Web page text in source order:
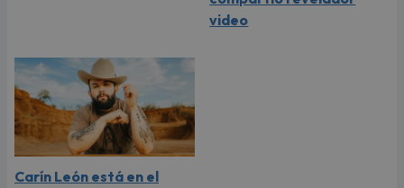
video
Carín León está en el